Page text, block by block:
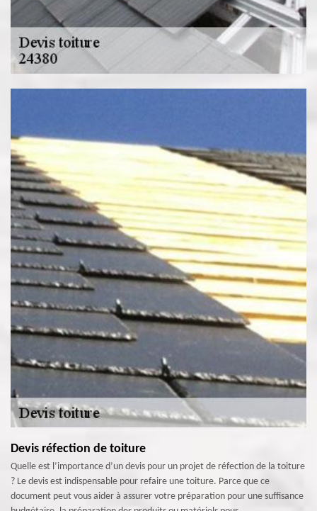
Devis réfection de toiture
Quelle est l’importance d’un devis pour un projet de réfection de la toiture
? Le devis est indispensable pour refaire une toiture. Parce que ce
document peut vous aider à assurer votre préparation pour une suffisance